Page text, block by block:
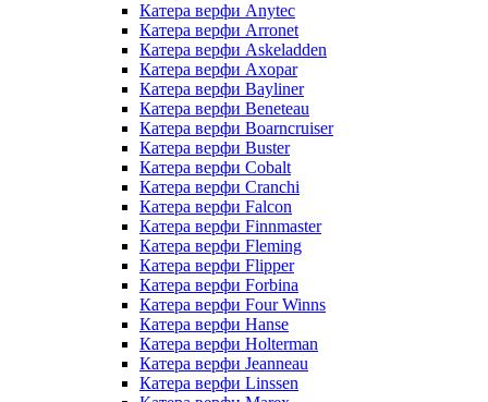
Катера верфи Anytec
Катера верфи Arronet
Катера верфи Askeladden
Катера верфи Axopar
Катера верфи Bayliner
Катера верфи Beneteau
Катера верфи Boarncruiser
Катера верфи Buster
Катера верфи Cobalt
Катера верфи Cranchi
Катера верфи Falcon
Катера верфи Finnmaster
Катера верфи Fleming
Катера верфи Flipper
Катера верфи Forbina
Катера верфи Four Winns
Катера верфи Hanse
Катера верфи Holterman
Катера верфи Jeanneau
Катера верфи Linssen